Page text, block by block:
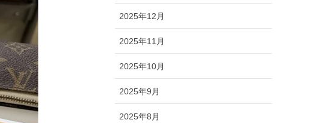
2025年12月
2025年11月
2025年10月
2025年9月
2025年8月